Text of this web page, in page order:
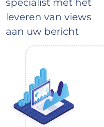
leveren van views
aan uw bericht